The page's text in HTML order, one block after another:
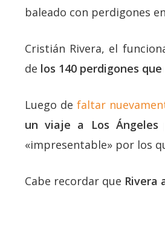
baleado con perdigones
Cristián Rivera, el
de los 140 perdigones
Luego de faltar
un viaje a Los
«impresentable» por los
Cabe recordar que Rivera